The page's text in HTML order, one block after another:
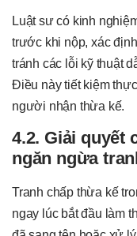
Luật sư có kinh
trước khi nộp, xác
tránh các lỗi kỹ thuật
Điều này tiết kiệm
người nhận thừa kế.
4.2. Giải quyết
ngăn ngừa
Tranh chấp thừa kế
ngay lúc bắt đầu làm